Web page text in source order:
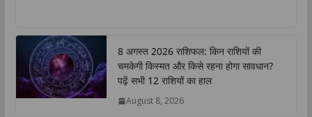
t
s
A
p
e
b
o
o
t
e
r
e
d
n
L
i
k
e
8 अगस्त 2026 राशिफल: किन राशियों की
चमकेगी किस्मत और किसे रहना होगा सावधान?
पढ़ें सभी 12 राशियों का हाल
August 8, 2026